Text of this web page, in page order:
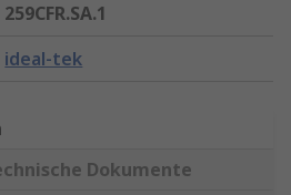
259CFR.SA.1
ideal-tek
Dokumente